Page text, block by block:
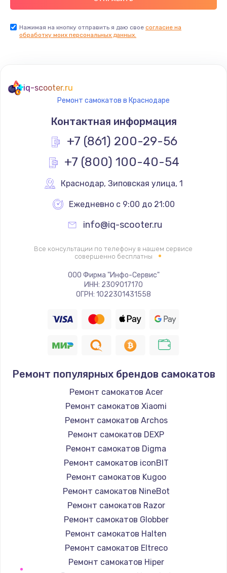
Заказать
Ремонт платы управления
880 руб.
Заказать
Чистка от кофейных масел
Ремонт электромагнитного клапана
600 руб.
Заказать
Комплексная профилактика
560 руб.
600 руб.
Ремонт капучинатора
Заказать
Настройка кофемашины
Заказать
Заказать
Нажимая на кнопку отправить я даю свое согласие на
обработку моих персональных данных.
iq-scooter.ru
Ремонт самокатов в Краснодаре
Контактная информация
+7 (861) 200-29-56
+7 (800) 100-40-54
Краснодар, Зиповская улица, 1
Ежедневно с 9:00 до 21:00
info@iq-scooter.ru
Все консультации по телефону в нашем сервисе
совершенно бесплатны
ООО Фирма "Инфо-Сервис"
ИНН: 2309017170
ОГРН: 1022301431558
Ремонт популярных брендов самокатов
Ремонт самокатов Acer
Ремонт самокатов Xiaomi
Ремонт самокатов Archos
Ремонт самокатов DEXP
Ремонт самокатов Digma
Ремонт самокатов iconBIT
Ремонт самокатов Kugoo
Ремонт самокатов NineBot
Ремонт самокатов Razor
Ремонт самокатов Globber
Ремонт самокатов Halten
Ремонт самокатов Eltreco
Ремонт самокатов Hiper